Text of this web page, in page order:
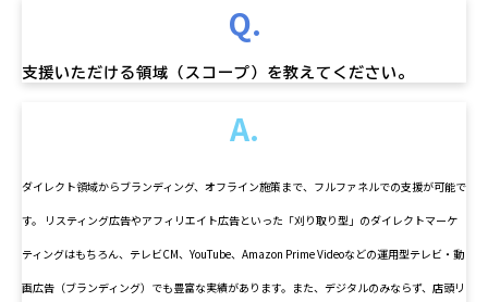
Q.
支援いただける領域（スコープ）を教えてください。
A.
ダイレクト領域からブランディング、オフライン施策まで、フルファネルでの支援が可能で
す。 リスティング広告やアフィリエイト広告といった「刈り取り型」のダイレクトマーケ
ティングはもちろん、テレビCM、YouTube、Amazon Prime Videoなどの運用型テレビ・動
画広告（ブランディング）でも豊富な実績があります。また、デジタルのみならず、店頭リ